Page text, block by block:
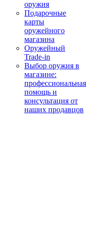
оружия
Подарочные
карты
оружейного
магазина
Оружейный
Trade-in
Выбор оружия в
магазине:
профессиональная
помощь и
консультация от
наших продавцов